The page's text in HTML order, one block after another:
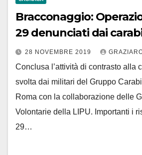
Bracconaggio:
29 denunciati dai
28 NOVEMBRE 2019
Conclusa l’attività di contrasto alla
svolta dai militari del Gruppo
Roma con la collaborazione delle
Volontarie della LIPU. Importanti i
29…